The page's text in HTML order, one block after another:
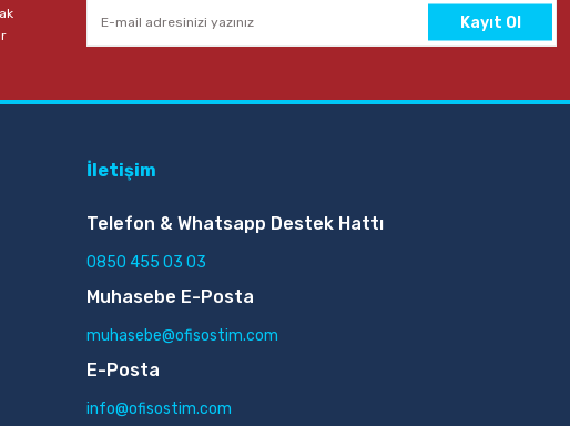
Kayıt Ol
İletişim
Telefon & Whatsapp Destek Hattı
0850 455 03 03
Muhasebe E-Posta
muhasebe@ofisostim.com
E-Posta
info@ofisostim.com